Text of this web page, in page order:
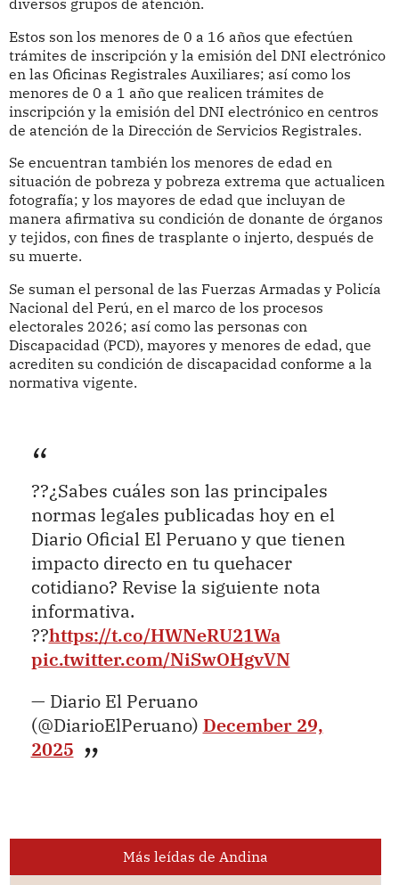
diversos grupos de atención.
Estos son los menores de 0 a 16 años que efectúen
trámites de inscripción y la emisión del DNI electrónico
en las Oficinas Registrales Auxiliares; así como los
menores de 0 a 1 año que realicen trámites de
inscripción y la emisión del DNI electrónico en centros
de atención de la Dirección de Servicios Registrales.
Se encuentran también los menores de edad en
situación de pobreza y pobreza extrema que actualicen
fotografía; y los mayores de edad que incluyan de
manera afirmativa su condición de donante de órganos
y tejidos, con fines de trasplante o injerto, después de
su muerte.
Se suman el personal de las Fuerzas Armadas y Policía
Nacional del Perú, en el marco de los procesos
electorales 2026; así como las personas con
Discapacidad (PCD), mayores y menores de edad, que
acrediten su condición de discapacidad conforme a la
normativa vigente.
??¿Sabes cuáles son las principales
normas legales publicadas hoy en el
Diario Oficial El Peruano y que tienen
impacto directo en tu quehacer
cotidiano? Revise la siguiente nota
informativa.
??https://t.co/HWNeRU21Wa
pic.twitter.com/NiSwOHgvVN
— Diario El Peruano
(@DiarioElPeruano) December 29,
2025
Más leídas de Andina